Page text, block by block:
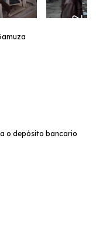
o depósito bancario